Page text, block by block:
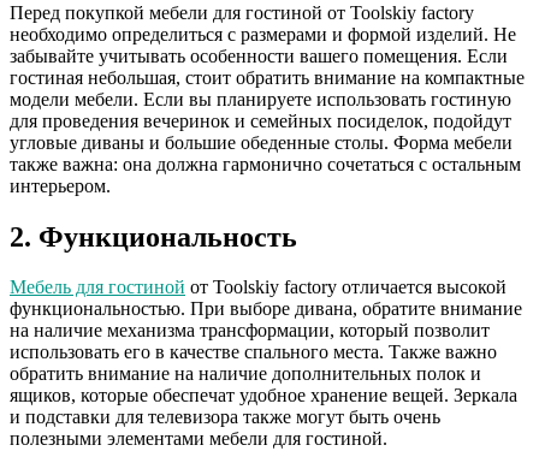
Перед покупкой мебели для гостиной от Toolskiy factory
необходимо определиться с размерами и формой изделий. Не
забывайте учитывать особенности вашего помещения. Если
гостиная небольшая, стоит обратить внимание на компактные
модели мебели. Если вы планируете использовать гостиную
для проведения вечеринок и семейных посиделок, подойдут
угловые диваны и большие обеденные столы. Форма мебели
также важна: она должна гармонично сочетаться с остальным
интерьером.
2. Функциональность
Мебель для гостиной от Toolskiy factory отличается высокой
функциональностью. При выборе дивана, обратите внимание
на наличие механизма трансформации, который позволит
использовать его в качестве спального места. Также важно
обратить внимание на наличие дополнительных полок и
ящиков, которые обеспечат удобное хранение вещей. Зеркала
и подставки для телевизора также могут быть очень
полезными элементами мебели для гостиной.